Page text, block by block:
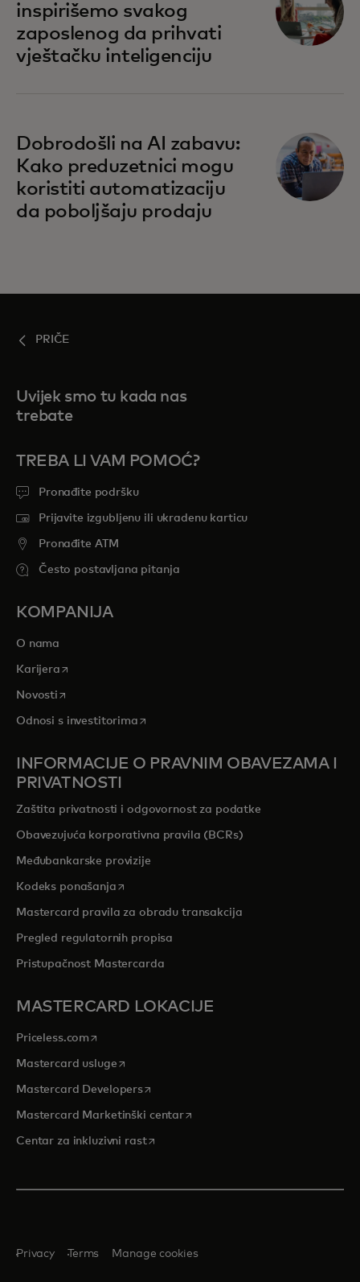
inspirišemo svakog
zaposlenog da prihvati
vještačku inteligenciju
Dobrodošli na AI zabavu:
Kako preduzetnici mogu
koristiti automatizaciju
da poboljšaju prodaju
PRIČE
Uvijek smo tu kada nas
trebate
TREBA LI VAM POMOĆ?
Pronađite podršku
Prijavite izgubljenu ili ukradenu karticu
Pronađite ATM
Često postavljana pitanja
KOMPANIJA
O nama
Karijeraopens in a new tab
Novosti opens in a new tab
Odnosi s investitorimaopens in a new tab
INFORMACIJE O PRAVNIM OBAVEZAMA I
PRIVATNOSTI
Zaštita privatnosti i odgovornost za podatke
Obavezujuća korporativna pravila (BCRs)
Međubankarske provizije
Kodeks ponašanjaopens in a new tab
Mastercard pravila za obradu transakcija
Pregled regulatornih propisa
Pristupačnost Mastercarda
MASTERCARD LOKACIJE
Priceless.com opens in a new tab
Mastercard uslugeopens in a new tab
Mastercard Developersopens in a new tab
Mastercard Marketinški centaropens in a new tab
Centar za inkluzivni rastopens in a new tab
Privacy Terms Manage cookies